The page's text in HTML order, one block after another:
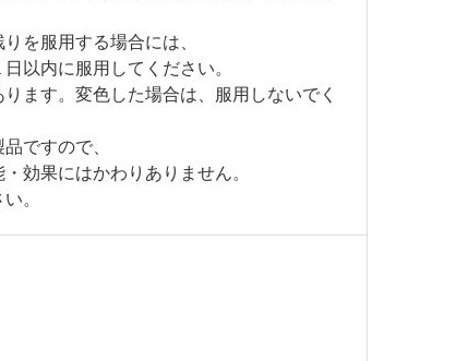
を服用する場合には、
以内に服用してください。
ます。変色した場合は、服用しないでく
ですので、
効果にはかわりありません。
。